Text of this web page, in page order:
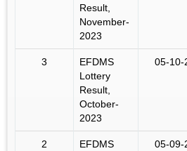
Result,
November-
2023
3
EFDMS
Lottery
Result,
October-
2023
05-10-
2
EFDMS
05-09-